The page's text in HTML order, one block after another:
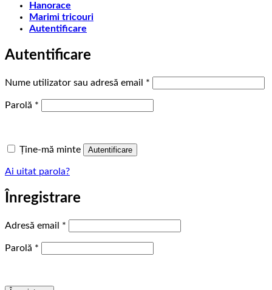
Hanorace
Marimi tricouri
Autentificare
Autentificare
Nume utilizator sau adresă email *
Parolă *
Ține-mă minte Autentificare
Ai uitat parola?
Înregistrare
Adresă email *
Parolă *